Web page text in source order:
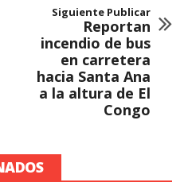
Siguiente Publicar
Reportan
incendio de bus
en carretera
hacia Santa Ana
a la altura de El
Congo